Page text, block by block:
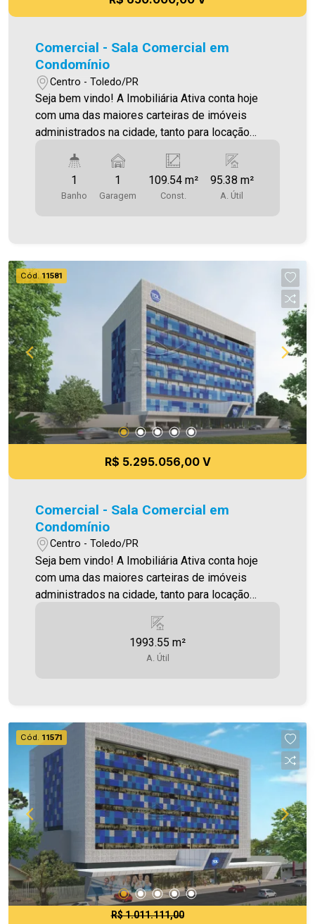
Comercial - Sala Comercial em
Condomínio
Centro - Toledo/PR
Seja bem vindo! A Imobiliária Ativa conta hoje
com uma das maiores carteiras de imóveis
administrados na cidade, tanto para locação
opções! Sala comercial Localizado no Centro.
Área construída 109,54m² Área privativa 95,38m²
Aproveite essa oportunidade! Imobiliária Ativa,
1
Banho
1
Garagem
109.54 m²
Const.
95.38 m²
A. Útil
Cód.11581
R$ 5.295.056,00 V
Comercial - Sala Comercial em
Condomínio
Centro - Toledo/PR
Seja bem vindo! A Imobiliária Ativa conta hoje
com uma das maiores carteiras de imóveis
administrados na cidade, tanto para locação
Centro , no Tol Medical Center. Área Privativa
1993.55 m²
A. Útil
Cód. 11571
R$ 1.011.111,00